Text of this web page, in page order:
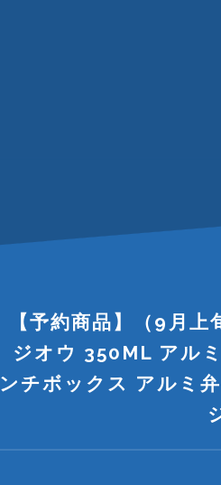
【予約商品】（9月
ジオウ 350ML アル
ンチボックス アルミ